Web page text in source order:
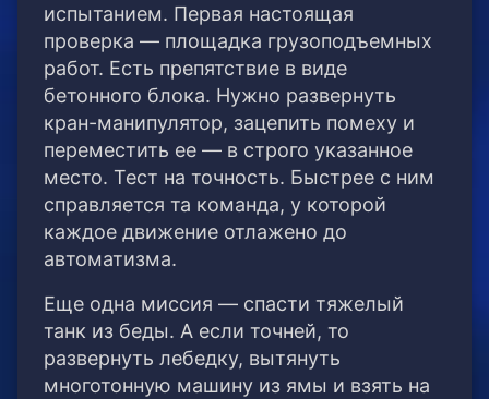
испытанием. Первая настоящая
проверка — площадка грузоподъемных
работ. Есть препятствие в виде
бетонного блока. Нужно развернуть
кран-манипулятор, зацепить помеху и
переместить ее — в строго указанное
место. Тест на точность. Быстрее с ним
справляется та команда, у которой
каждое движение отлажено до
автоматизма.
Еще одна миссия — спасти тяжелый
танк из беды. А если точней, то
развернуть лебедку, вытянуть
многотонную машину из ямы и взять на